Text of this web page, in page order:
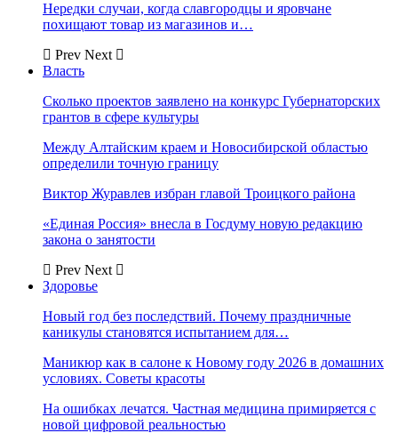
Нередки случаи, когда славгородцы и яровчане
похищают товар из магазинов и…
Prev Next
Власть
Сколько проектов заявлено на конкурс Губернаторских
грантов в сфере культуры
Между Алтайским краем и Новосибирской областью
определили точную границу
Виктор Журавлев избран главой Троицкого района
«Единая Россия» внесла в Госдуму новую редакцию
закона о занятости
Prev Next
Здоровье
Новый год без последствий. Почему праздничные
каникулы становятся испытанием для…
Маникюр как в салоне к Новому году 2026 в домашних
условиях. Советы красоты
На ошибках лечатся. Частная медицина примиряется с
новой цифровой реальностью